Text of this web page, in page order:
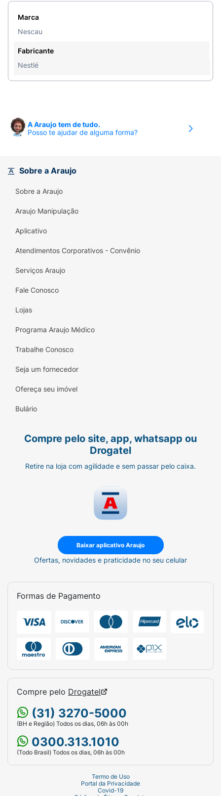
Marca
Nescau
Fabricante
Nestlé
A Araujo tem de tudo.
Posso te ajudar de alguma forma?
Sobre a Araujo
Sobre a Araujo
Araujo Manipulação
Aplicativo
Atendimentos Corporativos - Convênio
Serviços Araujo
Fale Conosco
Lojas
Programa Araujo Médico
Trabalhe Conosco
Seja um fornecedor
Ofereça seu imóvel
Bulário
Compre pelo site, app, whatsapp ou
Drogatel
Retire na loja com agilidade e sem passar pelo caixa.
Baixar aplicativo Araujo
Ofertas, novidades e praticidade no seu celular
Formas de Pagamento
Compre pelo Drogatel
(31) 3270-5000
(BH e Região) Todos os dias, 06h às 00h
0300.313.1010
(Todo Brasil) Todos os dias, 06h às 00h
Termo de Uso
Portal da Privacidade
Covid-19